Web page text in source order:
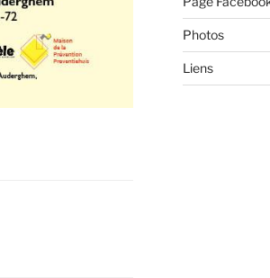
Photos
Liens